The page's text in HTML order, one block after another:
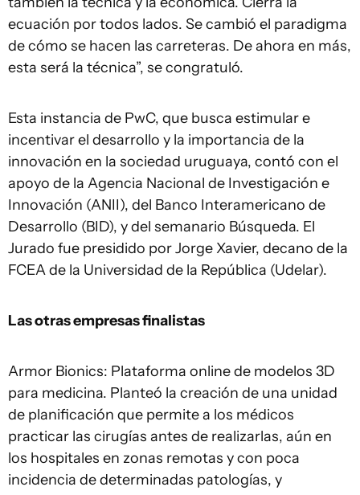
ecuación por todos lados. Se cambió el paradigma
de cómo se hacen las carreteras. De ahora en más,
esta será la técnica”, se congratuló.
Esta instancia de PwC, que busca estimular e
incentivar el desarrollo y la importancia de la
innovación en la sociedad uruguaya, contó con el
apoyo de la Agencia Nacional de Investigación e
Innovación (ANII), del Banco Interamericano de
Desarrollo (BID), y del semanario Búsqueda. El
Jurado fue presidido por Jorge Xavier, decano de la
FCEA de la Universidad de la República (Udelar).
Las otras empresas finalistas
Armor Bionics: Plataforma online de modelos 3D
para medicina. Planteó la creación de una unidad
de planificación que permite a los médicos
practicar las cirugías antes de realizarlas, aún en
los hospitales en zonas remotas y con poca
incidencia de determinadas patologías, y